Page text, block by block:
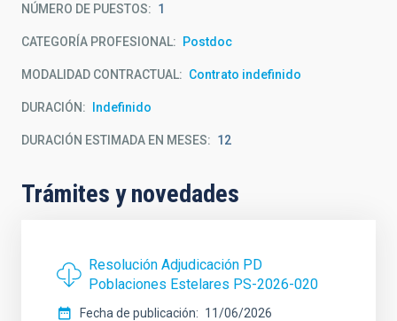
NÚMERO DE PUESTOS 1
CATEGORÍA PROFESIONAL Postdoc
MODALIDAD CONTRACTUAL Contrato indefinido
DURACIÓN Indefinido
DURACIÓN ESTIMADA EN MESES 12
Trámites y novedades
Resolución Adjudicación PD
Poblaciones Estelares PS-2026-020
Fecha de publicación 11/06/2026